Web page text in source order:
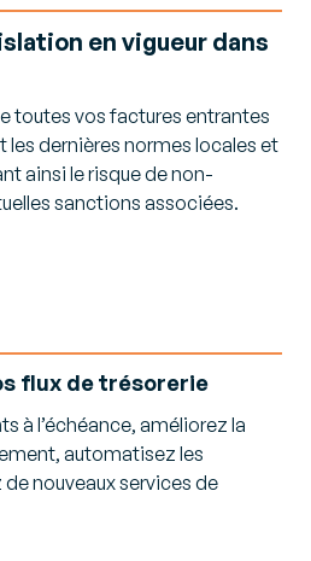
en vigueur dans
toutes vos factures entrantes
dernières normes locales et
ainsi le risque de non-
sanctions associées.
flux de trésorerie
à l’échéance, améliorez la
automatisez les
nouveaux services de